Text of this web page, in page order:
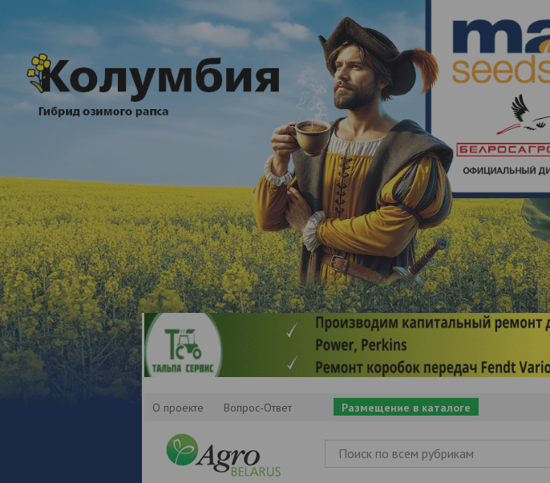
О проекте Вопрос-Ответ Размещение в каталоге